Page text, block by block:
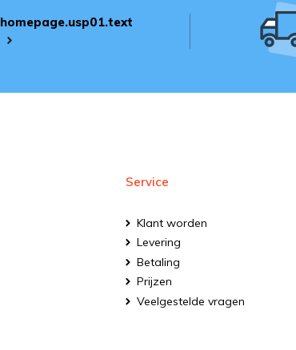
homepage.usp01.text
Service
Klant worden
Levering
Betaling
Prijzen
Veelgestelde vragen